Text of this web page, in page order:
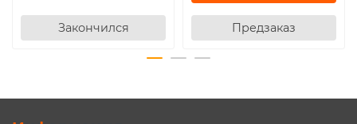
Закончился Предзаказ